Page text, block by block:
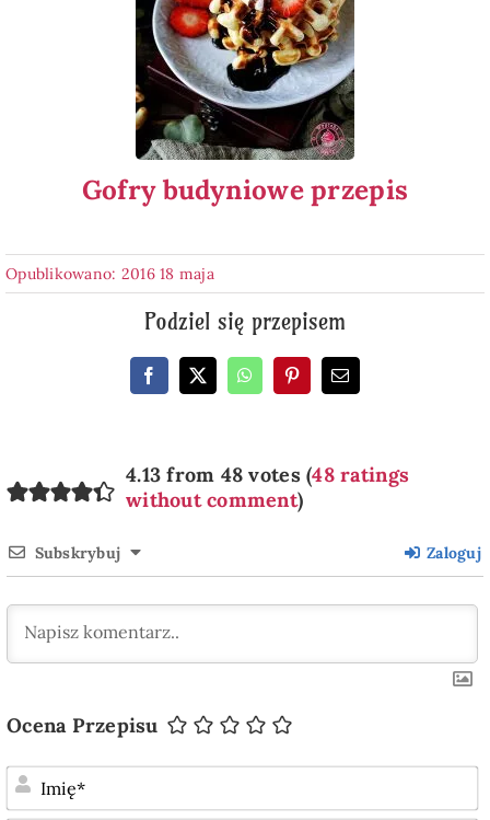
Gofry budyniowe przepis
Opublikowano: 2016 18 maja
Podziel się przepisem
4.13 from 48 votes (48 ratings
without comment)
Subskrybuj Zaloguj
Ocena Przepisu